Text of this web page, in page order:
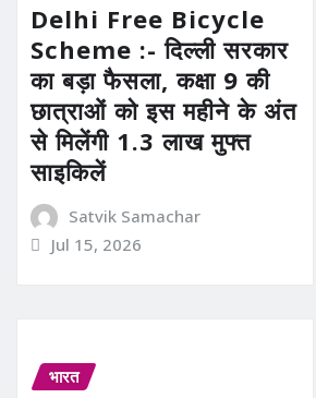
Delhi Free Bicycle
Scheme :- दिल्ली सरकार
का बड़ा फैसला, कक्षा 9 की
छात्राओं को इस महीने के अंत
से मिलेंगी 1.3 लाख मुफ्त
साइकिलें
Satvik Samachar
Jul 15, 2026
भारत